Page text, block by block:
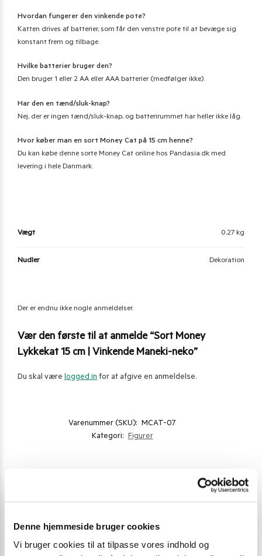
Denne hjemmeside bruger cookies
Vi bruger cookies til at tilpasse vores indhold og
Hvordan fungerer den vinkende pote?
Katten drives af batterier, som får den venstre pote til at bevæge sig
konstant frem og tilbage.
Hvilke batterier bruger den?
Den bruger 1 eller 2 AA eller AAA batterier (medfølger ikke).
Har den en tænd/sluk-knap?
Nej, der er ingen tænd/sluk-knap, og batterirummet har heller ikke låg.
Hvor køber man en sort Money Cat på 15 cm henne?
Du kan købe denne sorte Money Cat online hos Pandasia.dk med
levering i hele Danmark.
Vægt 0,27 kg
Nudler Dekoration
Der er endnu ikke nogle anmeldelser.
Vær den første til at anmelde “Sort Money
Lykkekat 15 cm | Vinkende Maneki-neko”
Du skal være logged in for at afgive en anmeldelse.
Varenummer (SKU): MCAT-07
Kategori: Figurer